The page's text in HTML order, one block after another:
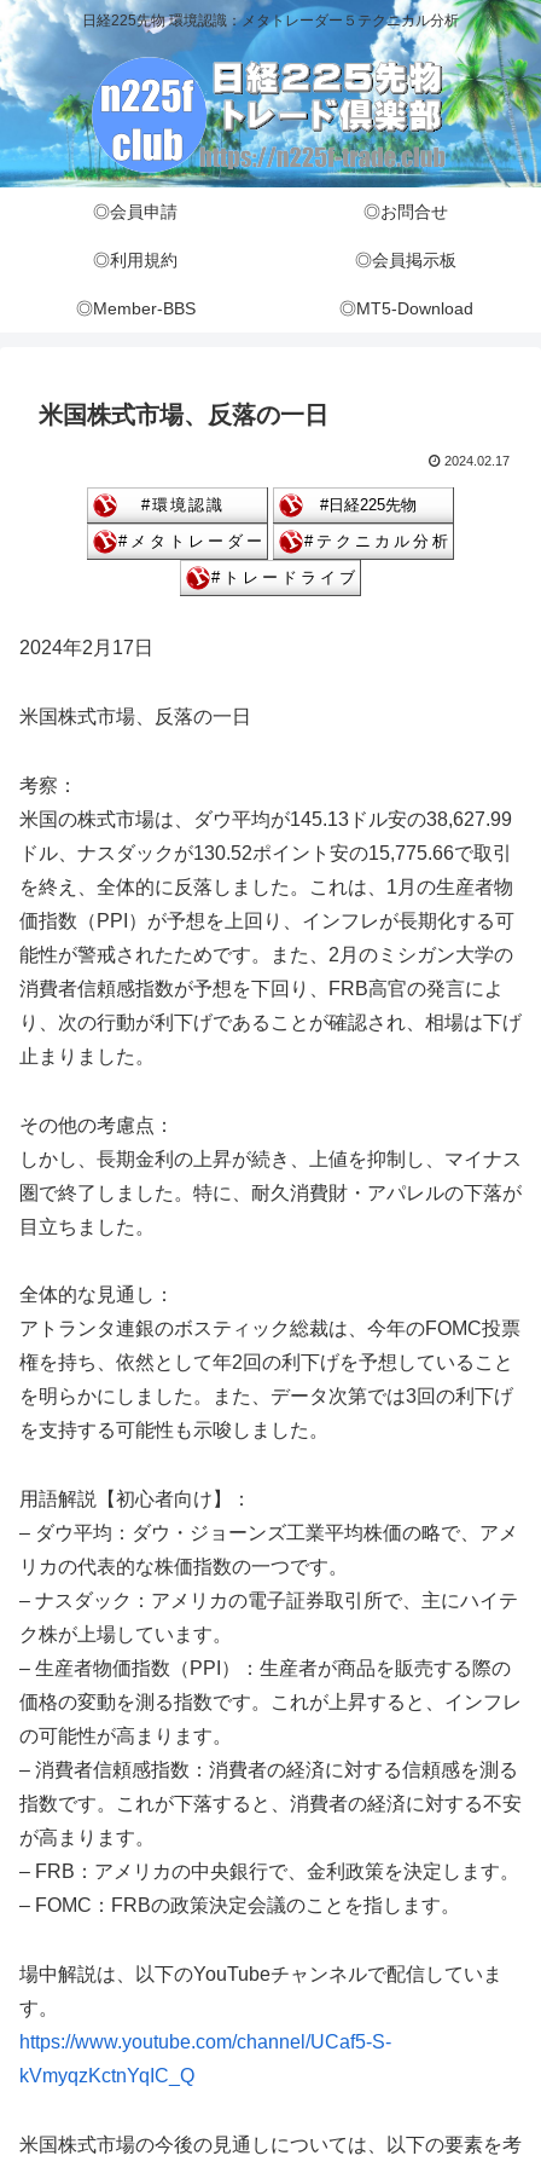
日経225先物 環境認識：メタトレーダー５テクニカル分析
◎会員申請 ◎お問合せ
◎利用規約 ◎会員掲示板
◎Member-BBS ◎MT5-Download
米国株式市場、反落の一日
2024.02.17
2024年2月17日
米国株式市場、反落の一日
考察：
米国の株式市場は、ダウ平均が145.13ドル安の38,627.99
ドル、ナスダックが130.52ポイント安の15,775.66で取引
を終え、全体的に反落しました。これは、1月の生産者物
価指数（PPI）が予想を上回り、インフレが長期化する可
能性が警戒されたためです。また、2月のミシガン大学の
消費者信頼感指数が予想を下回り、FRB高官の発言によ
り、次の行動が利下げであることが確認され、相場は下げ
止まりました。
その他の考慮点：
しかし、長期金利の上昇が続き、上値を抑制し、マイナス
圏で終了しました。特に、耐久消費財・アパレルの下落が
目立ちました。
全体的な見通し：
アトランタ連銀のボスティック総裁は、今年のFOMC投票
権を持ち、依然として年2回の利下げを予想していること
を明らかにしました。また、データ次第では3回の利下げ
を支持する可能性も示唆しました。
用語解説【初心者向け】：
– ダウ平均：ダウ・ジョーンズ工業平均株価の略で、アメ
リカの代表的な株価指数の一つです。
– ナスダック：アメリカの電子証券取引所で、主にハイテ
ク株が上場しています。
– 生産者物価指数（PPI）：生産者が商品を販売する際の
価格の変動を測る指数です。これが上昇すると、インフレ
の可能性が高まります。
– 消費者信頼感指数：消費者の経済に対する信頼感を測る
指数です。これが下落すると、消費者の経済に対する不安
が高まります。
– FRB：アメリカの中央銀行で、金利政策を決定します。
– FOMC：FRBの政策決定会議のことを指します。
場中解説は、以下のYouTubeチャンネルで配信していま
す。
https://www.youtube.com/channel/UCaf5-S-
kVmyqzKctnYqIC_Q
米国株式市場の今後の見通しについては、以下の要素を考